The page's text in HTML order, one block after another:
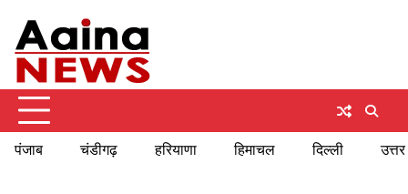
content
पंजाब चंडीगढ़ हरियाणा हिमाचल दिल्ली